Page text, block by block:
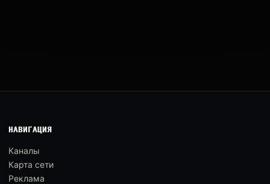
НАВИГАЦИЯ
Каналы
Карта сети
Реклама